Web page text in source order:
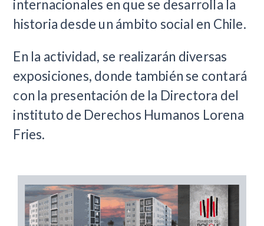
internacionales en que se desarrolla la
historia desde un ámbito social en Chile.
En la actividad, se realizarán diversas
exposiciones, donde también se contará
con la presentación de la Directora del
instituto de Derechos Humanos Lorena
Fries.